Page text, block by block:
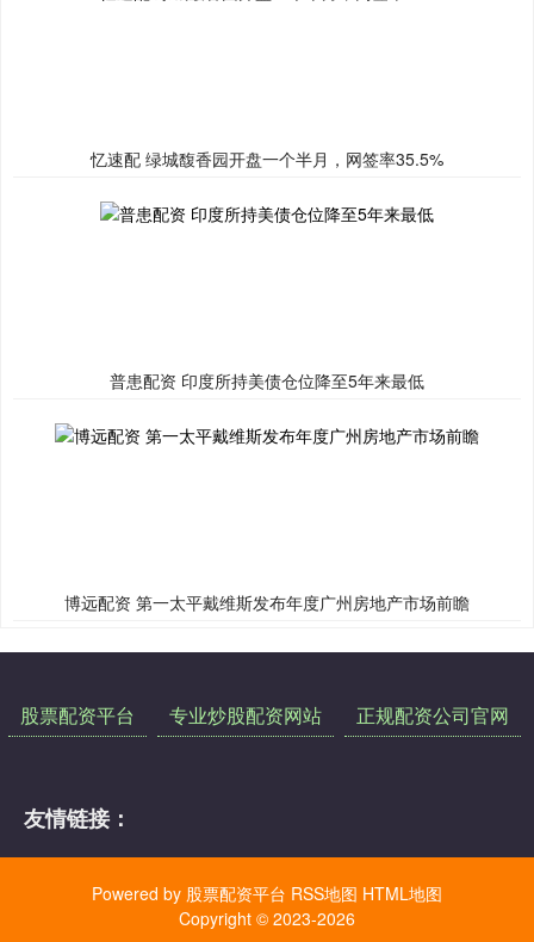
忆速配 绿城馥香园开盘一个半月，网签率35.5%
普患配资 印度所持美债仓位降至5年来最低
博远配资 第一太平戴维斯发布年度广州房地产市场前瞻
股票配资平台 专业炒股配资网站 正规配资公司官网
友情链接：
Powered by 股票配资平台 RSS地图 HTML地图
Copyright © 2023-2026